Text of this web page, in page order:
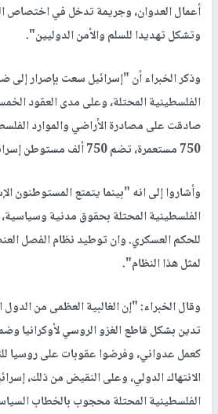
أعمال العدوان، وجريمة تدخل في اختصاص
وتشكل تهديدا للسلم والأمن الدوليين".
وذكر الخبراء أن "إسرائيل سعت بإصرار إلى
الفلسطينية المحتلة، وعلى مدى العقود
صادقت على مصادرة الأراضي والموارد
750 مستعمرة، تضم 750 ألف مستوطن إسرائيلي".
وأشاروا إلى انه "بينما يتمتع المستوطنون
الفلسطينية المحتلة بحقوق مدنية
للحكم العسكري. وان توطيد نظام الفصل
لمثل هذا النظام".
وقال الخبراء: "إن الغالبية العظمى من
تدين بشكل قاطع الغزو الروسي لأوكرانيا
كعمل عدواني، وفرضوا عقوبات على روسيا
الانتهاك الدولي، وعلى النقيض من ذلك،
الفلسطينية المحتلة محجوب بالخطاب